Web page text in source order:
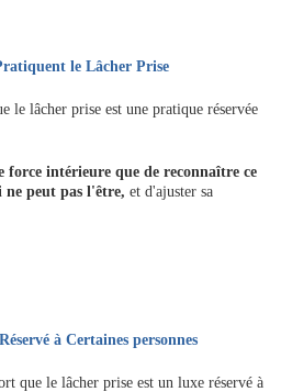
le Lâcher Prise
le lâcher prise est une pratique réservée
force intérieure que de reconnaître ce
ne peut pas l'être, et d'ajuster sa
à Certaines personnes
que le lâcher prise est un luxe réservé à